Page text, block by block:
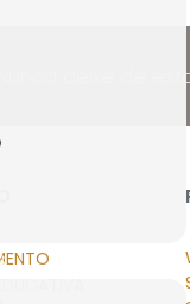
Nunca deixe de